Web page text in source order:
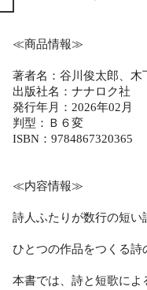
≪商品情報≫
著者名：谷川俊太郎、木
出版社名：ナナロク社
発行年月：2026年02月
判型：Ｂ６変
ISBN：9784867320365
≪内容情報≫
詩人ふたりが数行の短い
ひとつの作品をつくる詩
本書では、詩と短歌によ